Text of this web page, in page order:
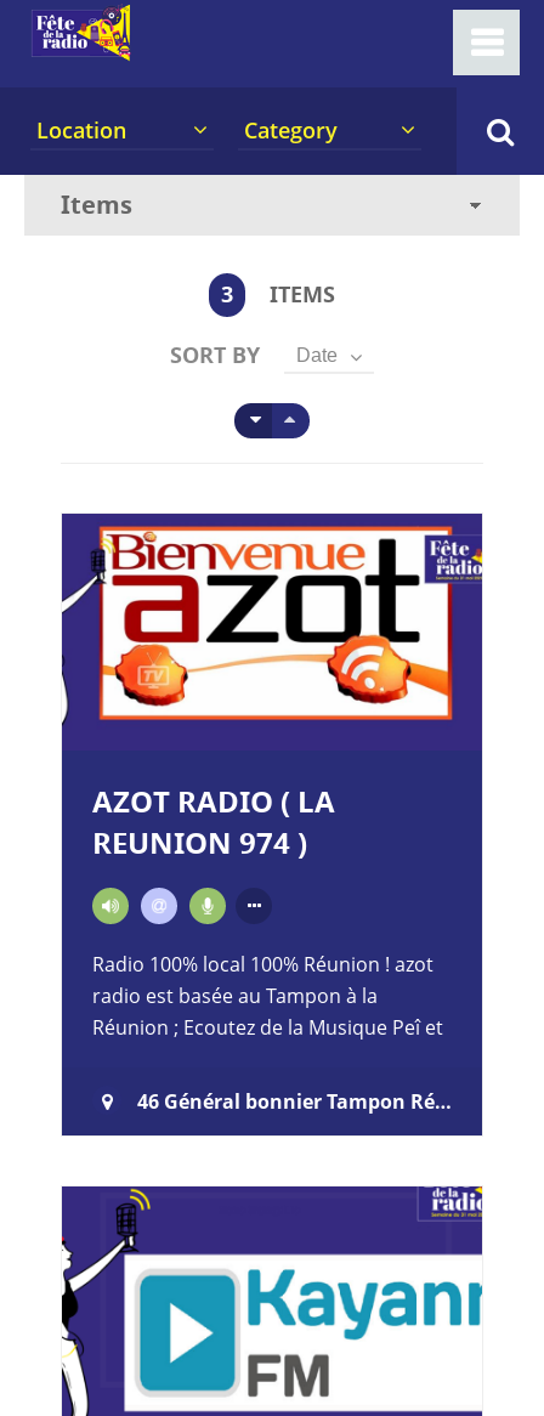
Location Category
3
ITEMS
SORT BY
Date
AZOT RADIO ( LA
REUNION 974 )
Radio 100% local 100% Réunion ! azot
radio est basée au Tampon à la
Réunion ; Ecoutez de la Musique Peî et
radio Musique et Sport également ,…
46 Général bonnier Tampon Réunion